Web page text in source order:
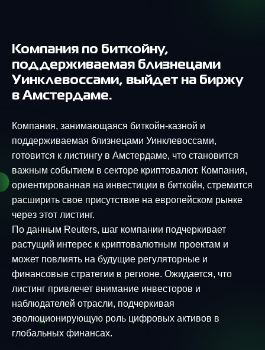
Компания по биткойну,
поддерживаемая близнецами
Уинклевоссами, выйдет на биржу
в Амстердаме.
Компания, занимающаяся биткойн-казной и
поддерживаемая близнецами Уинклевоссами,
готовится к листингу в Амстердаме, что становится
важным событием в секторе криптовалют. Компания,
ориентированная на инвестиции в биткойн, стремится
расширить свое присутствие на европейском рынке
через этот листинг.
По данным Reuters, шаг компании подчеркивает
растущий интерес к криптовалютным проектам и
может повлиять на будущие регуляторные и
финансовые стратегии в регионе. Ожидается, что
листинг привлечет внимание инвесторов и
наблюдателей отрасли, подчеркивая
эволюционирующую роль цифровых активов в
глобальных финансах.